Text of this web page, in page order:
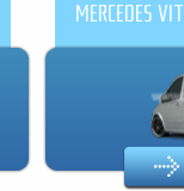
MERCEDES